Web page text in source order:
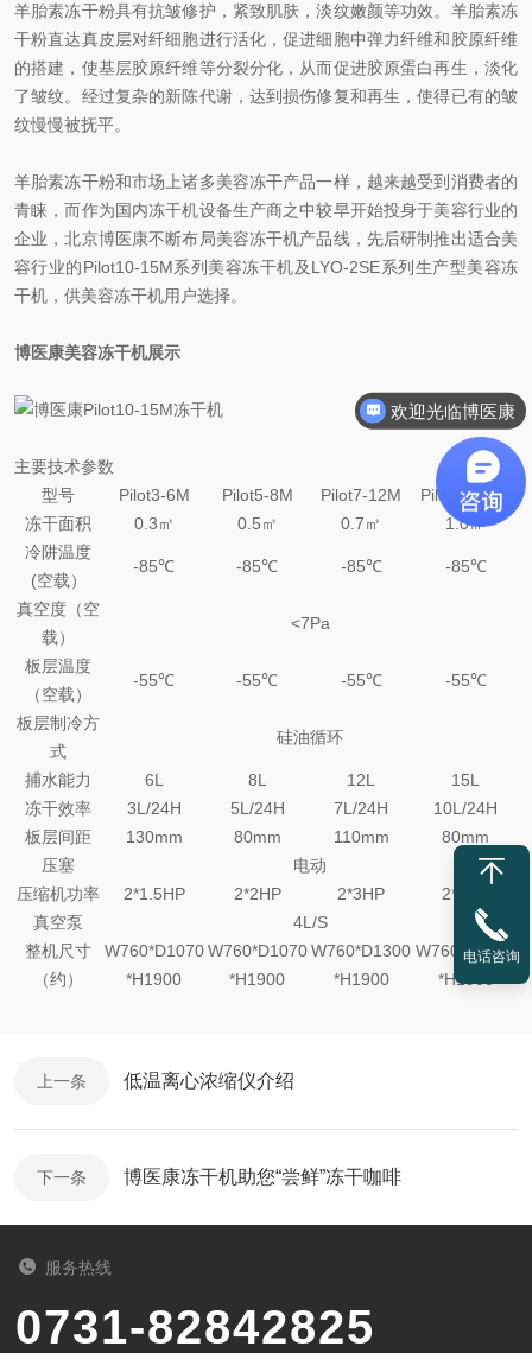
羊胎素冻干粉具有抗皱修护，紧致肌肤，淡纹嫩颜等功效。羊胎素冻
干粉直达真皮层对纤细胞进行活化，促进细胞中弹力纤维和胶原纤维
的搭建，使基层胶原纤维等分裂分化，从而促进胶原蛋白再生，淡化
了皱纹。经过复杂的新陈代谢，达到损伤修复和再生，使得已有的皱
纹慢慢被抚平。
羊胎素冻干粉和市场上诸多美容冻干产品一样，越来越受到消费者的
青睐，而作为国内冻干机设备生产商之中较早开始投身于美容行业的
企业，北京博医康不断布局美容冻干机产品线，先后研制推出适合美
容行业的Pilot10-15M系列美容冻干机及LYO-2SE系列生产型美容冻
干机，供美容冻干机用户选择。
博医康美容冻干机展示
主要技术参数
型号
Pilot3-6M Pilot5-8M Pilot7-12M
Pilot10-15M
冻干面积
0.3㎡ 0.5㎡ 0.7㎡
1.0㎡
冷阱温度
(空载）
-85℃ -85℃ -85℃ -85℃
真空度（空
载）
<7Pa
板层温度
（空载）
-55℃ -55℃ -55℃ -55℃
板层制冷方
式
硅油循环
捕水能力 6L 8L 12L
15L
冻干效率
3L/24H 5L/24H 7L/24H
10L/24H
板层间距
130mm 80mm 110mm
80mm
压塞
电动
压缩机功率
2*1.5HP 2*2HP 2*3HP
2*3HP
真空泵
4L/S
整机尺寸
（约）
W760*D1070
*H1900
W760*D1070
*H1900
W760*D1300
*H1900
W760*D1300
*H1900
上一条 低温离心浓缩仪介绍
下一条 博医康冻干机助您“尝鲜”冻干咖啡
服务热线
0731-82842825
电话咨询
欢迎光临博医康